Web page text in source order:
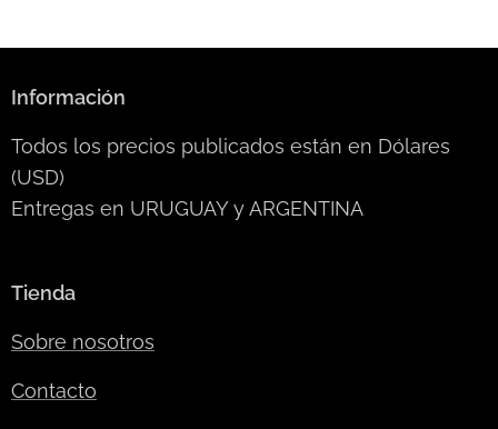
Información
Todos los precios publicados están en Dólares
(USD)
Entregas en URUGUAY y ARGENTINA
Tienda
Sobre nosotros
Contacto